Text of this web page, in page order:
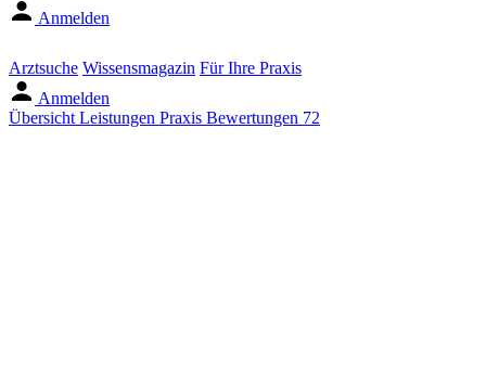
Anmelden
Arztsuche Wissensmagazin Für Ihre Praxis
Anmelden
Übersicht Leistungen Praxis Bewertungen 72